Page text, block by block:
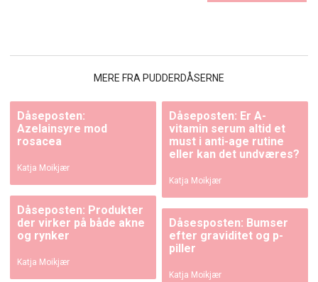
MERE FRA PUDDERDÅSERNE
Dåseposten:
Azelainsyre mod
rosacea
Katja Moikjær
Dåseposten: Er A-
vitamin serum altid et
must i anti-age rutine
eller kan det undværes?
Katja Moikjær
Dåseposten: Produkter
der virker på både akne
og rynker
Katja Moikjær
Dåsesposten: Bumser
efter graviditet og p-
piller
Katja Moikjær